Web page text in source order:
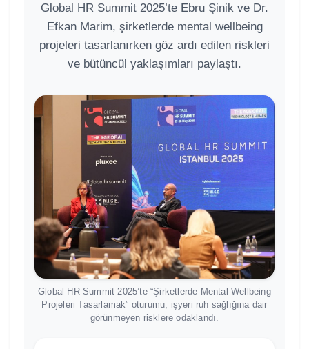
Global HR Summit 2025’te Ebru Şinik ve Dr.
Efkan Marim, şirketlerde mental wellbeing
projeleri tasarlanırken göz ardı edilen riskleri
ve bütüncül yaklaşımları paylaştı.
Global HR Summit 2025’te “Şirketlerde Mental Wellbeing
Projeleri Tasarlamak” oturumu, işyeri ruh sağlığına dair
görünmeyen risklere odaklandı.